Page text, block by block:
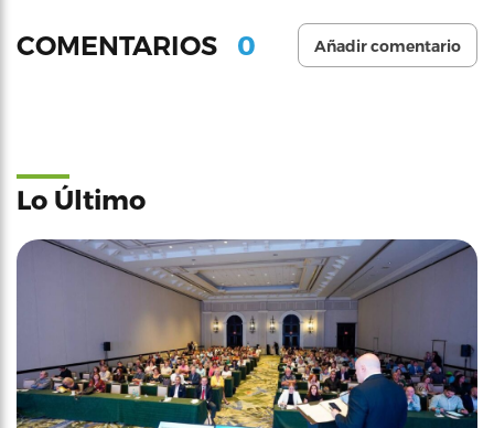
COMENTARIOS 0 Añadir comentario
Lo Último